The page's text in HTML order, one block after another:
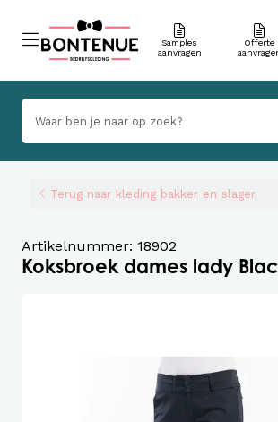
Samples
aanvragen
Offerte
Terug naar kleding bakker en slager
Artikelnummer: 18902
Koksbroek dames lady